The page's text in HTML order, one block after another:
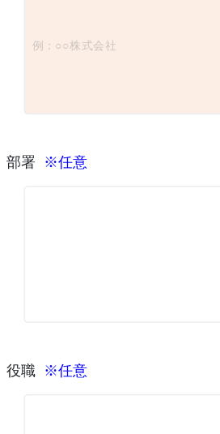
部署 ※任意
役職 ※任意